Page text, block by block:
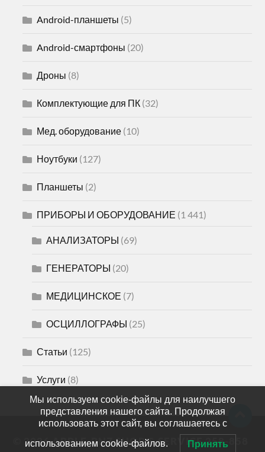
Android-планшеты (5)
Android-смартфоны (20)
Дроны (8)
Комплектующие для ПК (32)
Мед. оборудование (10)
Ноутбуки (127)
Планшеты (2)
ПРИБОРЫ И ОБОРУДОВАНИЕ (1 441)
АНАЛИЗАТОРЫ (69)
ГЕНЕРАТОРЫ (20)
МЕДИЦИНСКОЕ (7)
ОСЦИЛЛОГРАФЫ (25)
Статьи (125)
Услуги (8)
© 2026APPLE-PNZ SHOP & SERVICE 258-858
Мы используем cookie-файлы для наилучшего
представления нашего сайта. Продолжая
использовать этот сайт, вы соглашаетесь с
использованием cookie-файлов. Принять